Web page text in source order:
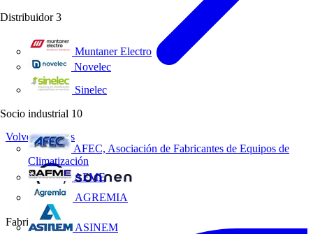
Distribuidor 3
Muntaner Electro
Novelec
Sinelec
Socio industrial 10
AFEC, Asociación de Fabricantes de Equipos de
Climatización
AFME
AGREMIA
ASINEM
Volver a Socios
Fabricante